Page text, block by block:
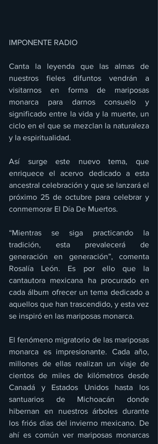
IMPONENTE RADIO
Canta la leyenda que las almas de
nuestros fieles difuntos vendrán a
visitarnos en forma de mariposas
monarca para darnos consuelo y
significado entre la vida y la muerte, un
ciclo en el que se mezclan la naturaleza
y la espiritualidad.
Así surge este nuevo tema, que
enriquece el acervo dedicado a esta
ancestral celebración y que se lanzará el
próximo 25 de octubre para celebrar y
conmemorar El Día De Muertos.
“Mientras se siga practicando la
tradición, esta prevalecerá de
generación en generación”, comenta
Rosalía León. Es por ello que la
cantautora mexicana ha procurado en
cada álbum ofrecer un tema dedicado a
aquellos que han trascendido, y esta vez
se inspiró en las mariposas monarca.
El fenómeno migratorio de las mariposas
monarca es impresionante. Cada año,
millones de ellas realizan un viaje de
cientos de miles de kilómetros desde
Canadá y Estados Unidos hasta los
santuarios de Michoacán donde
hibernan en nuestros árboles durante
los friós días del invierno mexicano. De
ahí es común ver mariposas monarcas